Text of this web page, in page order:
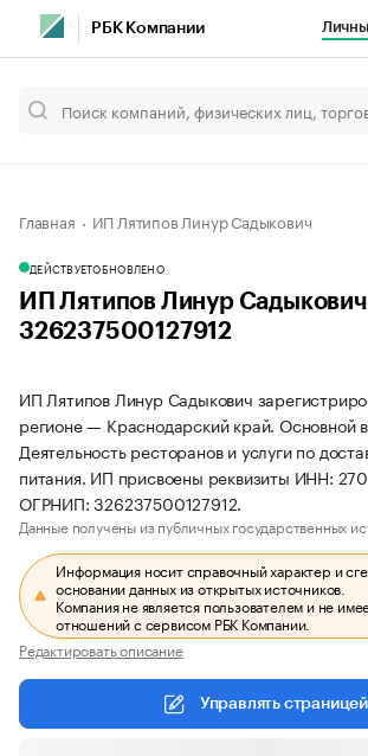
РБК Компании
Главная ИП Лятипов Линур Садыкович
ДЕЙСТВУЕТОБНОВЛЕНО
ИП Лятипов Линур
326237500127912
ИП Лятипов Линур Садыкович
регионе — Краснодарский край. Основной
Деятельность ресторанов и услуги по
питания. ИП присвоены реквизиты ИНН:
ОГРНИП: 326237500127912.
Данные получены из публичных государственных
Информация носит справочный характер и
основании данных из открытых источников.
Компания не является пользователем и не
отношений с сервисом РБК Компании.
Редактировать описание
Управлять страницей